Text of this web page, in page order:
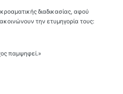
διαδικασίας, αφού
την ετυμηγορία τους:
παμψηφεί.»